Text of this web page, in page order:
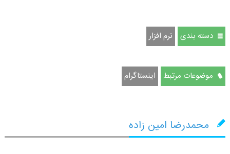
دسته بندی نرم افزار
موضوعات مرتبط اینستاگرام
محمدرضا امین زاده